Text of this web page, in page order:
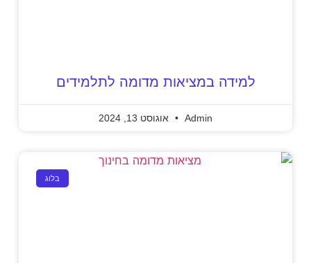
למידה במציאות מדומה לתלמידים
Admin אוגוסט 13, 2024
בלוג